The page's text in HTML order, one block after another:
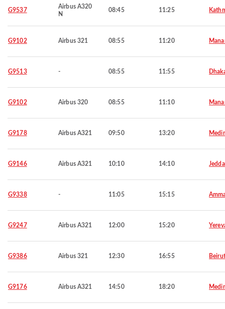
G9537
Airbus A320
N
08:45 11:25
G9102 Airbus 321 08:55 11:20
G9513 - 08:55 11:55
G9102 Airbus 320 08:55 11:10
G9178 Airbus A321 09:50 13:20
G9146 Airbus A321 10:10 14:10
G9338 - 11:05 15:15
G9247 Airbus A321 12:00 15:20
G9386 Airbus 321 12:30 16:55 Beirut
G9176 Airbus A321 14:50 18:20